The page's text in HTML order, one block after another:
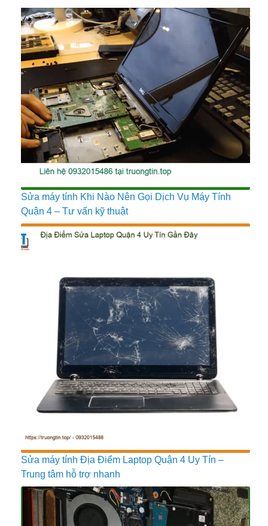
Sửa máy tính Khi Nào Nên Gọi Dịch Vụ Máy Tính
Quận 4 – Tư vấn kỹ thuật
Sửa máy tính Địa Điểm Laptop Quận 4 Uy Tín –
Trung tâm hỗ trợ nhanh